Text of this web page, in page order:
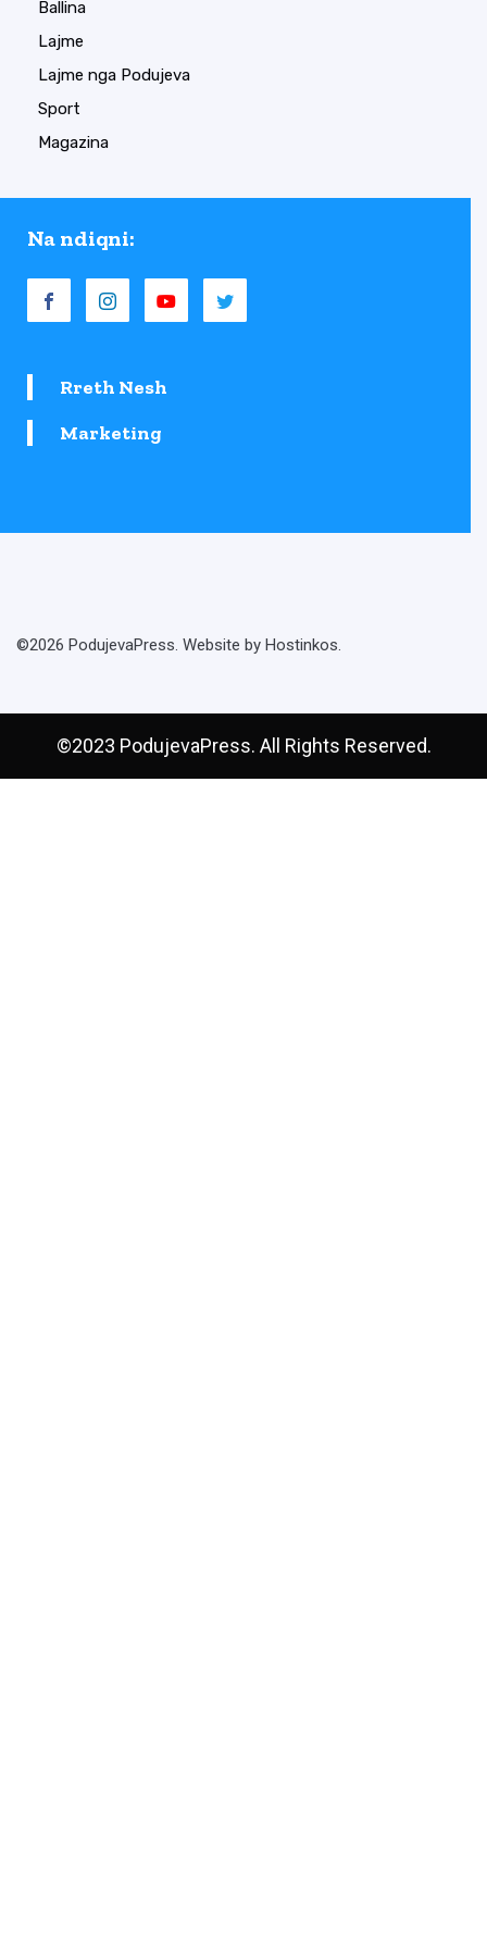
Ballina
Lajme
Lajme nga Podujeva
Sport
Magazina
Na ndiqni:
Rreth Nesh
Marketing
©2026 PodujevaPress. Website by Hostinkos.
©2023 PodujevaPress. All Rights Reserved.